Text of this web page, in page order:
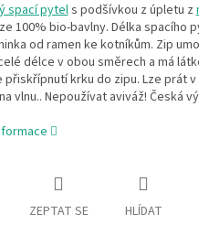
spací pytels podšívkou z úpletu z
100% bio-bavlny. Délka spacího
od ramen ke kotníkům. Zip
délce v obou směrech a má
přiskřípnutí krku do zipu. Lze prát v
vlnu.. Nepoužívat aviváž! Česká
ZEPTAT SE HLÍDAT